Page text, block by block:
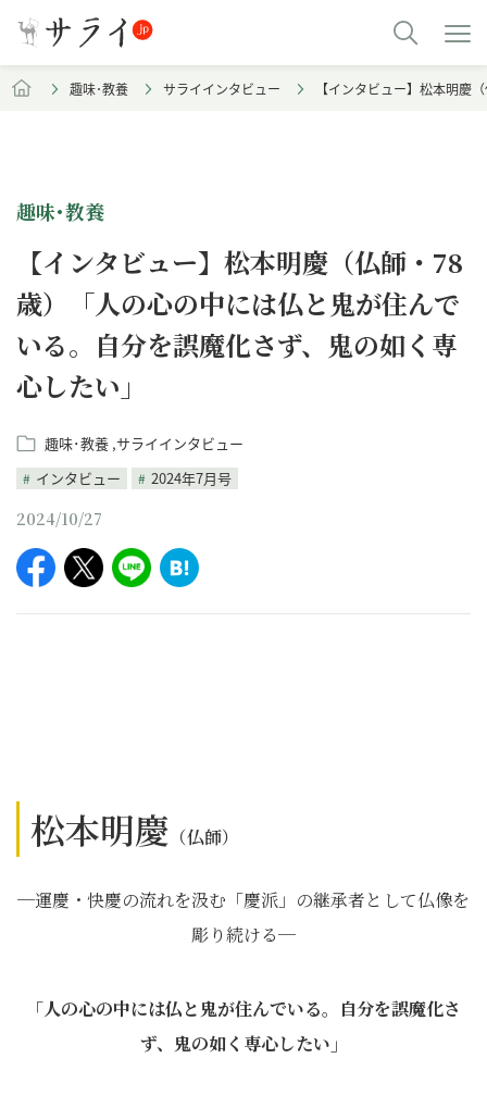
趣味･教養 サライインタビュー 【インタビュー】松本明慶
趣味･教養
【インタビュー】松本明慶（仏師・78
歳）「人の心の中には仏と鬼が住んで
いる。自分を誤魔化さず、鬼の如く専
心したい」
趣味･教養 サライインタビュー
インタビュー
2024年7月号
2024/10/27
松本明慶 （仏師）
─運慶・快慶の流れを汲む「慶派」の継承者として仏像を
彫り続ける─
「人の心の中には仏と鬼が住んでいる。自分を誤魔化さ
ず、鬼の如く専心したい」